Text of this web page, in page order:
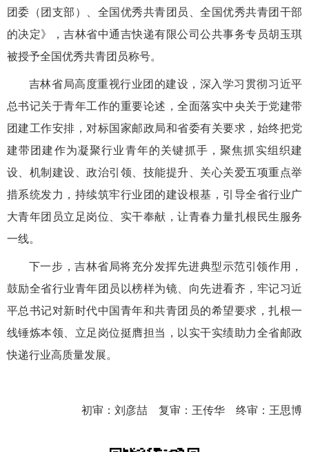
团委（团支部）、全国优秀共青团员、全国优秀共青团干部
的决定》，吉林省中通吉快递有限公司公共事务专员胡玉琪
被授予全国优秀共青团员称号。
吉林省局高度重视行业团的建设，深入学习贯彻习近平
总书记关于青年工作的重要论述，全面落实中央关于党建带
团建工作安排，对标国家邮政局和省委有关要求，始终把党
建带团建作为凝聚行业青年的关键抓手，聚焦抓实组织建
设、机制建设、政治引领、技能提升、关心关爱五项重点举
措系统发力，持续筑牢行业团的建设根基，引导全省行业广
大青年团员立足岗位、实干奉献，让青春力量扎根民生服务
一线。
下一步，吉林省局将充分发挥先进典型示范引领作用，
鼓励全省行业青年团员以榜样为镜、向先进看齐，牢记习近
平总书记对新时代中国青年和共青团员的希望要求，扎根一
线锤炼本领、立足岗位挺膺担当，以实干实绩助力全省邮政
快递行业高质量发展。
初审：刘彦喆 复审：王传华 终审：王思博